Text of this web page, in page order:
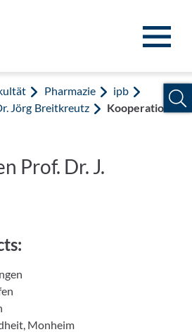
Pharmazie
ipb
Jörg Breitkreutz Kooperation
Prof. Dr. J.
Monheim